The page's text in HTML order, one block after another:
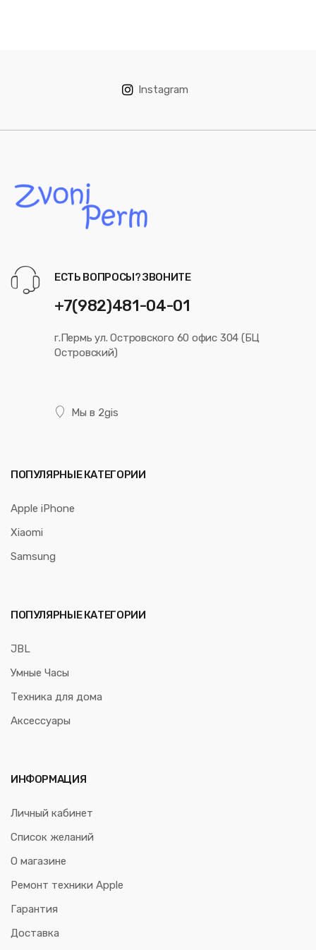
Instagram
ЕСТЬ ВОПРОСЫ? ЗВОНИТЕ
+7(982)481-04-01
г.Пермь ул. Островского 60 офис 304 (БЦ
Островский)
Мы в 2gis
ПОПУЛЯРНЫЕ КАТЕГОРИИ
Apple iPhone
Xiaomi
Samsung
ПОПУЛЯРНЫЕ КАТЕГОРИИ
JBL
Умные Часы
Техника для дома
Аксессуары
ИНФОРМАЦИЯ
Личный кабинет
Список желаний
О магазине
Ремонт техники Apple
Гарантия
Доставка